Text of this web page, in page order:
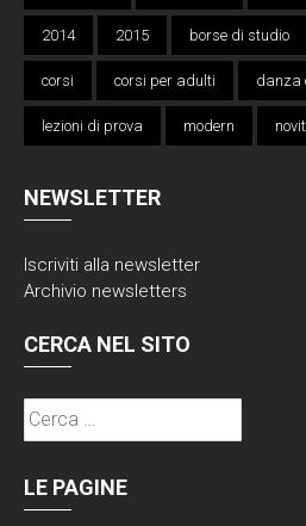
2014 2015 borse di studio
corsi corsi per adulti danza
lezioni di prova modern
NEWSLETTER
Iscriviti alla newsletter
Archivio newsletters
CERCA NEL SITO
Ricerca
per:
LE PAGINE